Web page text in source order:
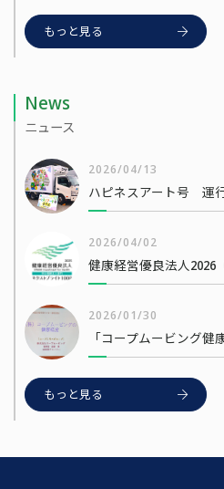
もっと見る
News
ニュース
2026/04/13
ハピネスアート号 運
2026/04/02
2026/01/30
「コープムービング
もっと見る